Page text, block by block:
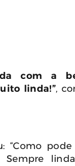
com a
linda!”,
“Como
Sempre